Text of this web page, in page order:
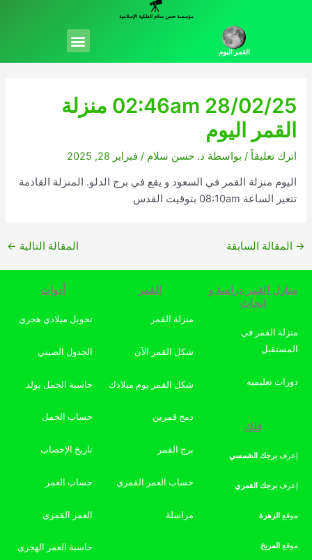
مؤسسة حسن سلام الفلكية الإسلامية
القمر اليوم
Menu
02:46am 28/02/25 منزلة
القمر اليوم
اترك تعليقاً / بواسطة د. حسن سلام/ فبراير 28, 2025
اليوم منزلة القمر في السعود و يقع في برج الدلو. المنزلة القادمة
تتغير الساعة 08:10am بتوقيت القدس
→ المقالة السابقة المقالة التالية ←
منازل القمر دراسة و
ابحاث
منزلة القمر في
المستقبل
دورات تعليميه
فلك
إعرف برجك الشمسي
إعرف برجك القمري
موقع الزهرة
موقع المريخ
القمر
منزلة القمر
شكل القمر الآن
شكل القمر يوم ميلادك
دمج قمرين
برج القمر
حساب العمر القمري
مراسلة
أدوات
تحويل ميلادي هجري
الجدول الصيني
حاسبة الحمل بولد
حساب الحمل
تاريخ الإخصاب
حساب العمر
العمر القمري
حاسبة العمر الهجري